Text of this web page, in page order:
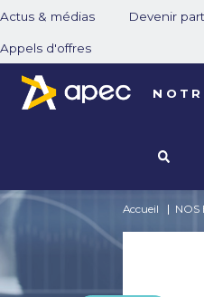
Actus & médias Devenir
Appels d'offres
Accueil NOS